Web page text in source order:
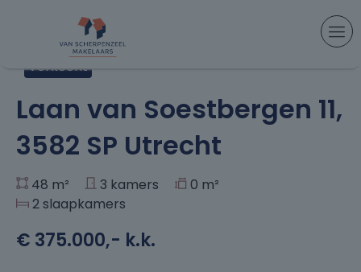
> Laan van Soestbergen 11, Utrecht
Verkocht
+31
Laan van Soestbergen 11,
3582 SP Utrecht
48 m² 3 kamers
0 m²
2 slaapkamers
€ 375.000,- k.k.